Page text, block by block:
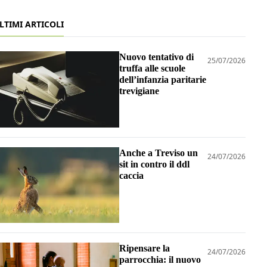
ARTICOLI
Nuovo tentativo di
truffa alle scuole
dell’infanzia paritarie
trevigiane
25/07/2026
Anche a Treviso un
sit in contro il ddl
caccia
24/07/2026
Ripensare la
parrocchia: il nuovo
24/07/2026